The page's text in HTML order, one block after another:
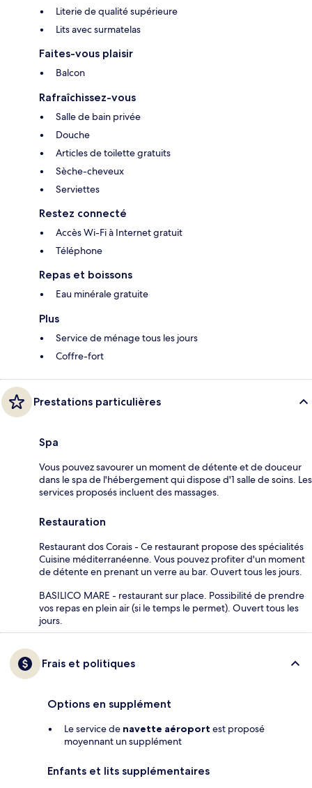
Literie de qualité supérieure
Lits avec surmatelas
Faites-vous plaisir
Balcon
Rafraîchissez-vous
Salle de bain privée
Douche
Articles de toilette gratuits
Sèche-cheveux
Serviettes
Restez connecté
Accès Wi-Fi à Internet gratuit
Téléphone
Repas et boissons
Eau minérale gratuite
Plus
Service de ménage tous les jours
Coffre-fort
Prestations particulières
Spa
Vous pouvez savourer un moment de détente et de douceur
dans le spa de l'hébergement qui dispose d'1 salle de soins. Les
services proposés incluent des massages.
Restauration
Restaurant dos Corais - Ce restaurant propose des spécialités
Cuisine méditerranéenne. Vous pouvez profiter d'un moment
de détente en prenant un verre au bar. Ouvert tous les jours.
BASILICO MARE - restaurant sur place. Possibilité de prendre
vos repas en plein air (si le temps le permet). Ouvert tous les
jours.
Frais et politiques
Options en supplément
Le service de navette aéroport est proposé
moyennant un supplément
Enfants et lits supplémentaires